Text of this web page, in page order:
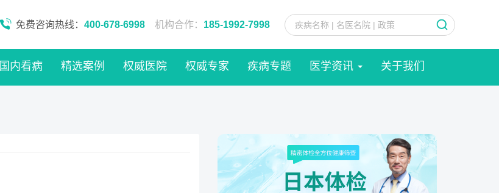
免费咨询热线： 400-678-6998 机构合作： 185-1992-7998
国内看病 精选案例 权威医院 权威专家 疾病专题 医学资讯 关于我们